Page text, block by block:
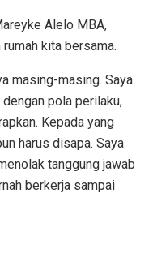
Alelo MBA,
kita bersama.
masing-masing. Saya
pola perilaku,
Kepada yang
harus disapa. Saya
tanggung jawab
berkerja sampai